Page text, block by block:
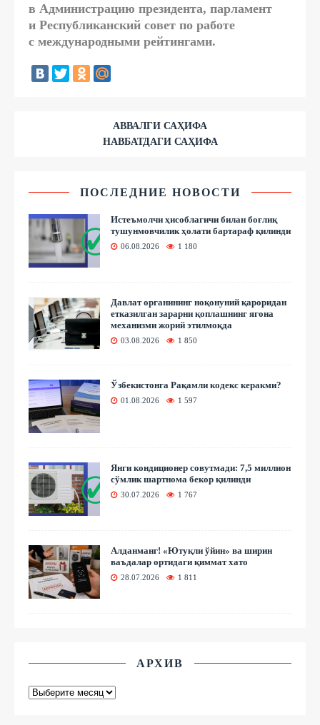
в Администрацию президента, парламент
и Республиканский совет по работе
с международными рейтингами.
АВВАЛГИ САҲИФА
НАВБАТДАГИ САҲИФА
ПОСЛЕДНИЕ НОВОСТИ
Истеъмолчи ҳисоблагичи билан боғлиқ
тушунмовчилик ҳолати бартараф қилинди
06.08.2026 1 180
Давлат органининг ноқонуний қароридан
етказилган зарарни қоплашнинг ягона
механизми жорий этилмоқда
03.08.2026 1 850
Ўзбекистонга Рақамли кодекс керакми?
01.08.2026 1 597
Янги кондиционер совутмади: 7,5 миллион
сўмлик шартнома бекор қилинди
30.07.2026 1 767
Алданманг! «Ютуқли ўйин» ва ширин
ваъдалар ортидаги қиммат хато
28.07.2026 1 811
АРХИВ